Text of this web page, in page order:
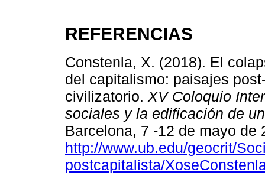
REFERENCIAS
Constenla, X. (2018). El
del capitalismo: paisajes
civilizatorio. XV Coloquio
sociales y la edificación de
Barcelona, 7 -12 de mayo de
http://www.ub.edu/geocrit/
postcapitalista/